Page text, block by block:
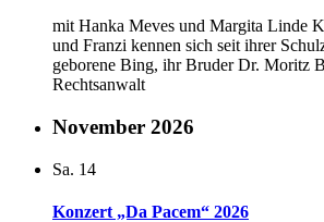
mit Hanka Meves und Margita Linde
und Franzi kennen sich seit ihrer
geborene Bing, ihr Bruder Dr. Moritz
Rechtsanwalt
November 2026
Sa. 14
Konzert „Da Pacem“ 2026